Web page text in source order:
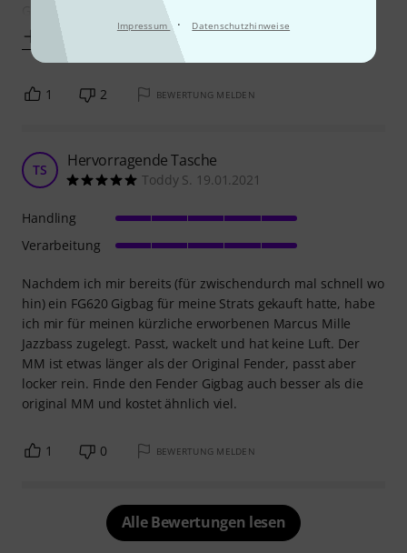
Impressum · Datenschutzhinweise
Gurtknopf unten am Bass
Mehr anzeigen
1 2 BEWERTUNG MELDEN
TS Hervorragende Tasche
Toddy S. 19.01.2021
Nachdem ich mir bereits (für zwischendurch mal schnell wo
hin) ein FG620 Gigbag für meine Strats gekauft hatte, habe
ich mir für meinen kürzliche erworbenen Marcus Mille
Jazzbass zugelegt. Passt, wackelt und hat keine Luft. Der
MM ist etwas länger als der Original Fender, passt aber
locker rein. Finde den Fender Gigbag auch besser als die
original MM und kostet ähnlich viel.
Handling
Verarbeitung
1 0 BEWERTUNG MELDEN
Alle Bewertungen lesen